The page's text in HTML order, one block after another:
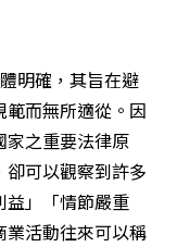
明確，其旨在避
而無所適從。因
家之重要法律原
可以觀察到許多
益」「情節嚴重
業活動往來可以稱